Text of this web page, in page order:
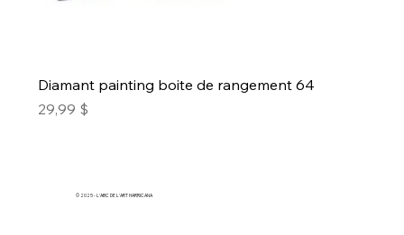
Diamant painting boite de rangement 64
Prix
29,99 $
© 2025 - L'ABC DE L'ART HARRICANA